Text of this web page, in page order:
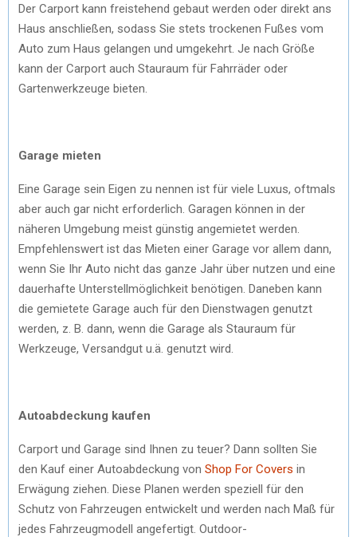
Der Carport kann freistehend gebaut werden oder direkt ans
Haus anschließen, sodass Sie stets trockenen Fußes vom
Auto zum Haus gelangen und umgekehrt. Je nach Größe
kann der Carport auch Stauraum für Fahrräder oder
Gartenwerkzeuge bieten.
Garage mieten
Eine Garage sein Eigen zu nennen ist für viele Luxus, oftmals
aber auch gar nicht erforderlich. Garagen können in der
näheren Umgebung meist günstig angemietet werden.
Empfehlenswert ist das Mieten einer Garage vor allem dann,
wenn Sie Ihr Auto nicht das ganze Jahr über nutzen und eine
dauerhafte Unterstellmöglichkeit benötigen. Daneben kann
die gemietete Garage auch für den Dienstwagen genutzt
werden, z. B. dann, wenn die Garage als Stauraum für
Werkzeuge, Versandgut u.ä. genutzt wird.
Autoabdeckung kaufen
Carport und Garage sind Ihnen zu teuer? Dann sollten Sie
den Kauf einer Autoabdeckung von Shop For Covers in
Erwägung ziehen. Diese Planen werden speziell für den
Schutz von Fahrzeugen entwickelt und werden nach Maß für
jedes Fahrzeugmodell angefertigt. Outdoor-